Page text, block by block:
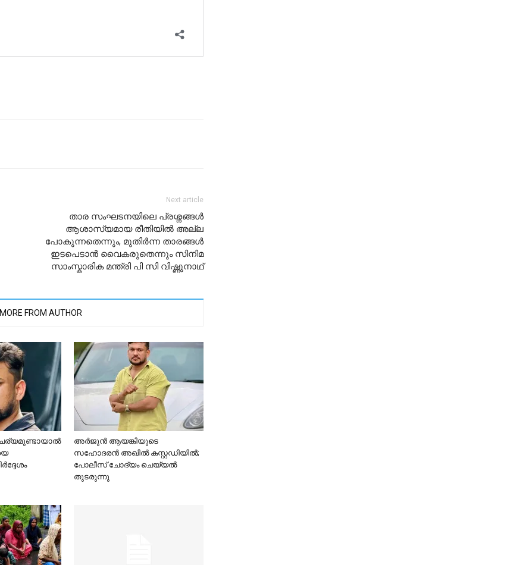
Next article
താര സംഘടനയിലെ പ്രശ്നങ്ങൾ
ആശാസ്യമായ രീതിയിൽ അല്ല
പോകുന്നതെന്നും, മുതിർന്ന താരങ്ങൾ
ഇടപെടാൻ വൈകരുതെന്നും സിനിമ
സാംസ്കാരിക മന്ത്രി പി സി വിഷ്ണുനാഥ്
MORE FROM AUTHOR
അർജുൻ ആയങ്കിയുടെ
സഹോദരൻ അഖിൽ കസ്റ്റഡിയിൽ;
പോലീസ് ചോദ്യം ചെയ്യൽ
തുടരുന്നു